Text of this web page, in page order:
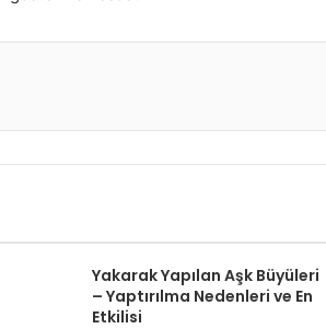
Yakarak Yapılan Aşk Büyüleri
– Yaptırılma Nedenleri ve En
Etkilisi